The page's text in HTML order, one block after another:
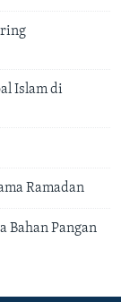
Islam di
Ramadan
Bahan Pangan